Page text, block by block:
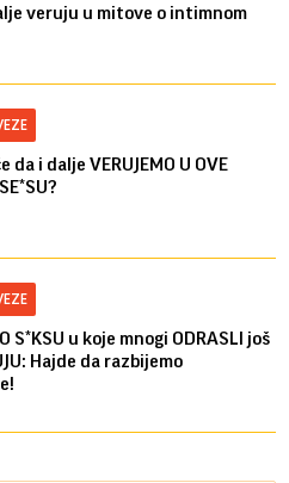
veruju u mitove o intimnom
da i dalje VERUJEMO U OVE
S*KSU u koje mnogi ODRASLI još
Hajde da razbijemo